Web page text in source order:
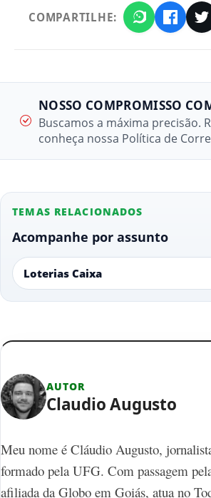
COMPARTILHE:
NOSSO COMPROMISSO
Buscamos a máxima precisão.
conheça nossa Política de
TEMAS RELACIONADOS
Acompanhe por assunto
Loterias Caixa
AUTOR
Claudio Augusto
Meu nome é Cláudio Augusto,
formado pela UFG. Com passagem
afiliada da Globo em Goiás, atua no